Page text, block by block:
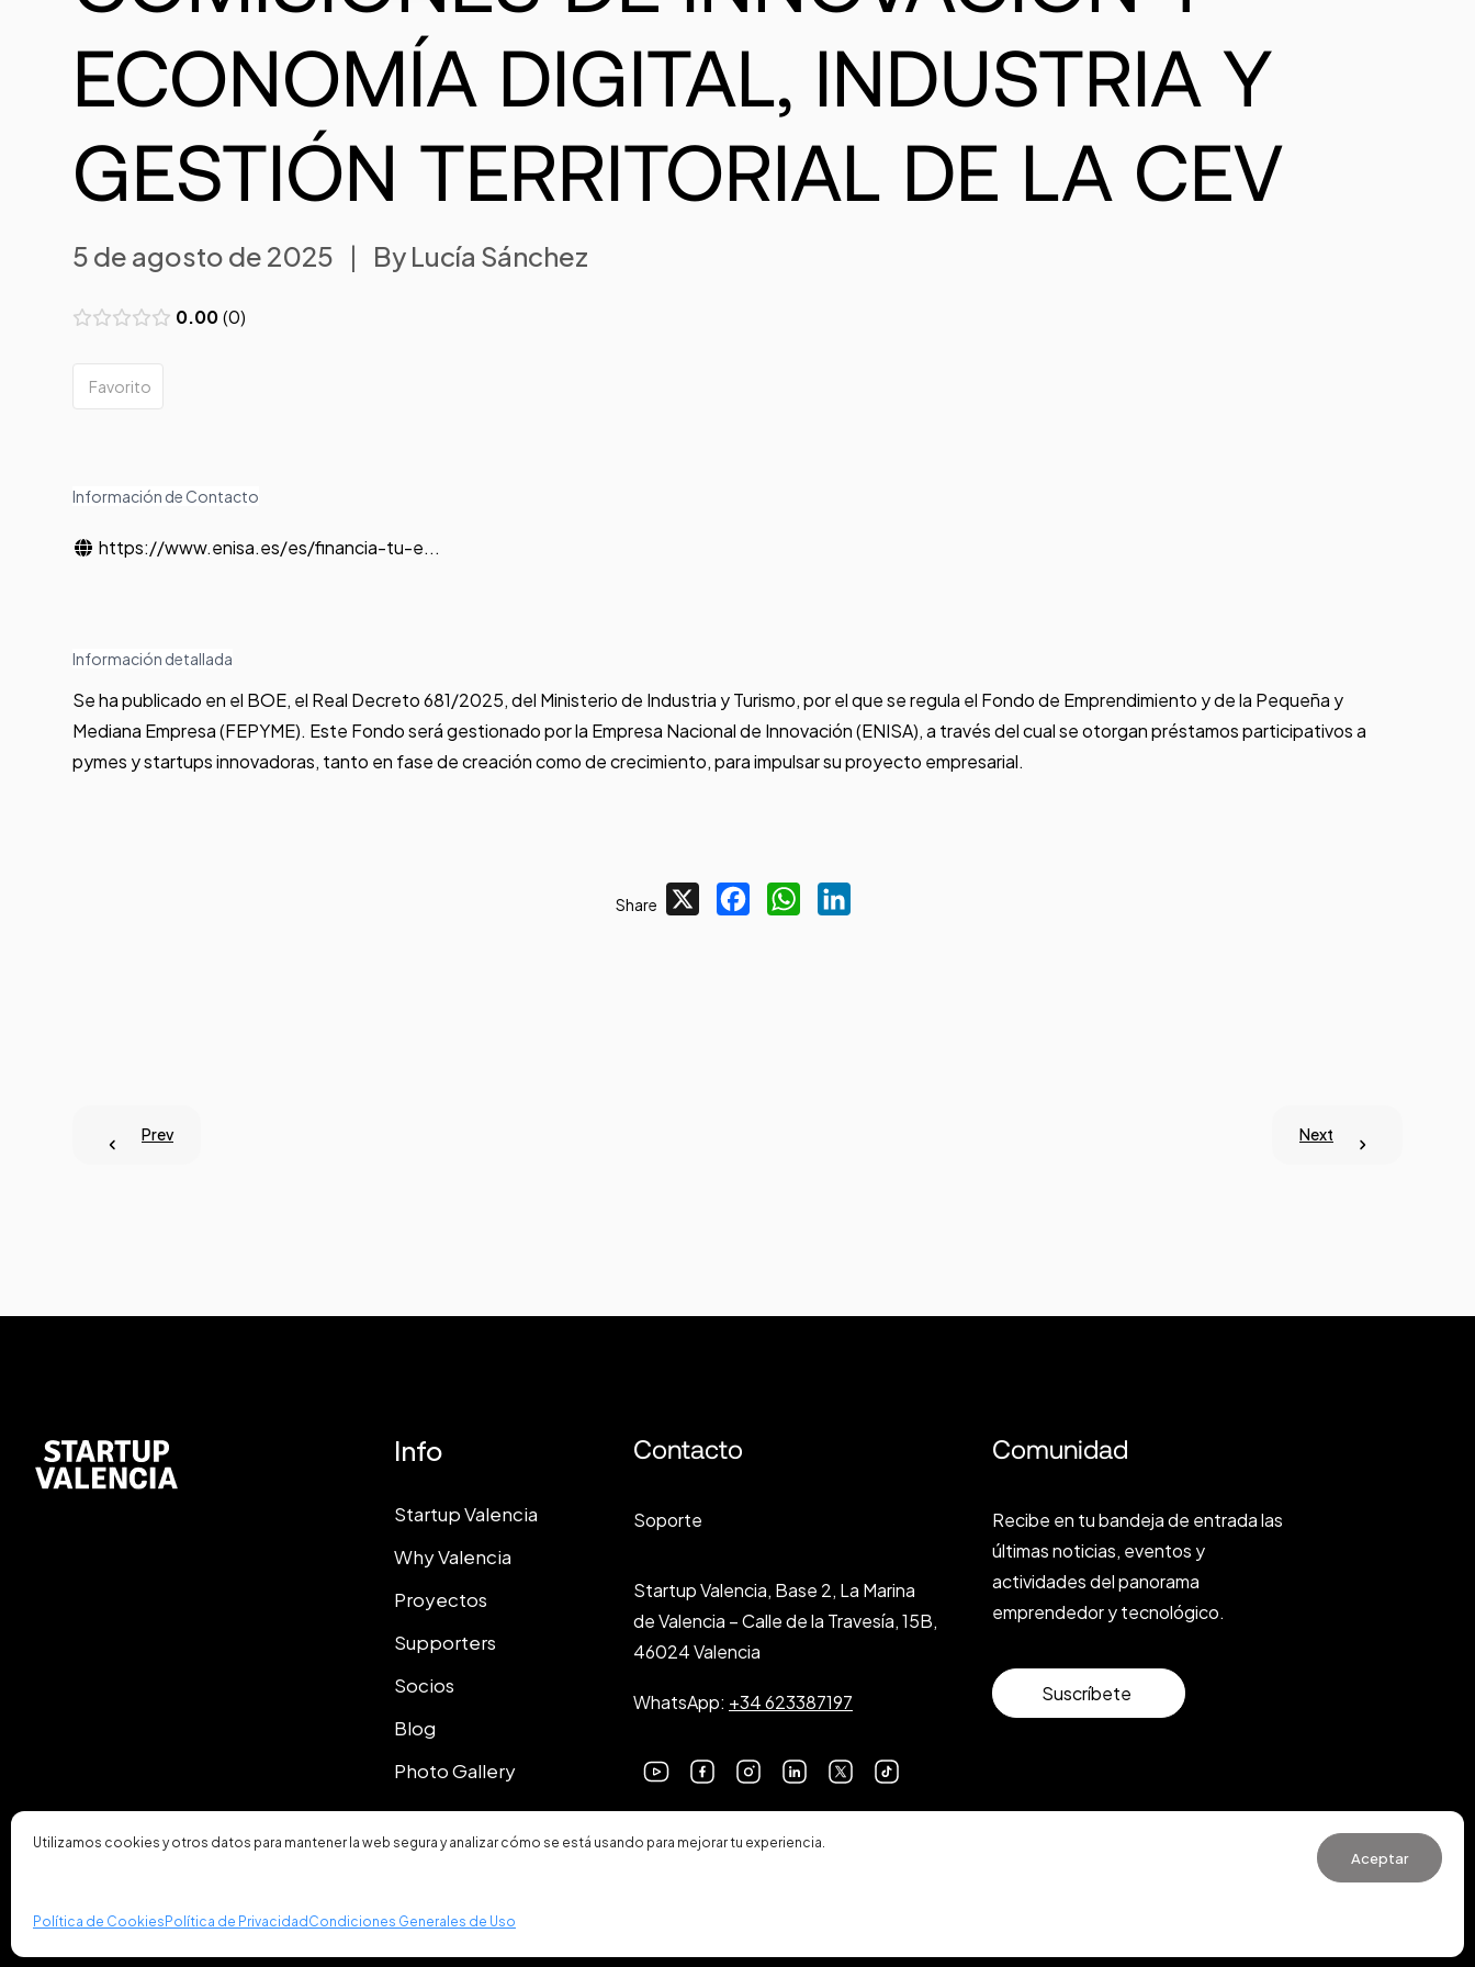
Utilizamos cookies y otros datos para mantener la web segura y analizar cómo se está usando para mejorar tu experiencia.
Aceptar
Política de Cookies Política de Privacidad Condiciones Generales de Uso
ECONOMÍA DIGITAL, INDUSTRIA Y
GESTIÓN TERRITORIAL DE LA CEV
5 de agosto de 2025 | By Lucía Sánchez
0.00 0
Favorito
Información de Contacto
https://www.enisa.es/es/financia-tu-e...
Información detallada
Se ha publicado en el BOE, el Real Decreto 681/2025, del Ministerio de Industria y Turismo, por el que se regula el Fondo de Emprendimiento y de la Pequeña y
Mediana Empresa (FEPYME). Este Fondo será gestionado por la Empresa Nacional de Innovación (ENISA), a través del cual se otorgan préstamos participativos a
pymes y startups innovadoras, tanto en fase de creación como de crecimiento, para impulsar su proyecto empresarial.
Share FacebookWhatsApp
Prev Next
Info
Startup Valencia
Why Valencia
Proyectos
Supporters
Socios
Blog
Photo Gallery
Contacto
Soporte
Startup Valencia, Base 2, La Marina
de Valencia – Calle de la Travesía, 15B,
46024 Valencia
WhatsApp: +34 623387197
Comunidad
Recibe en tu bandeja de entrada las
últimas noticias, eventos y
actividades del panorama
emprendedor y tecnológico.
Suscríbete
© 2026 Startup Valencia.